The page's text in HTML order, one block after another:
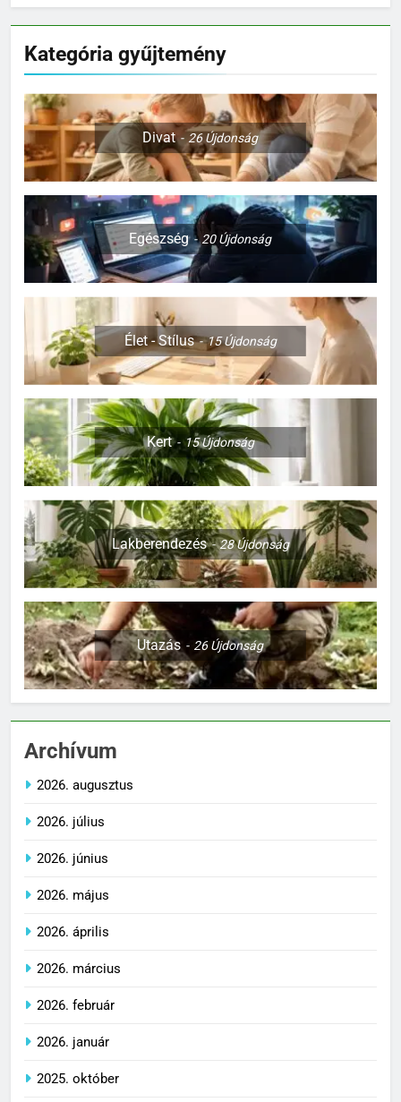
Kategória gyűjtemény
Divat 26Újdonság
Egészség 20Újdonság
Élet - Stílus 15Újdonság
Kert 15Újdonság
Lakberendezés 28Újdonság
Utazás 26Újdonság
Archívum
2026. augusztus
2026. július
2026. június
2026. május
2026. április
2026. március
2026. február
2026. január
2025. október